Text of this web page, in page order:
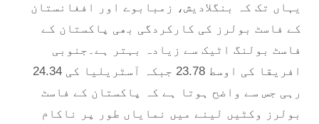
یہاں تک کہ بنگلادیش، زمبابوے اور افغانستان
کے فاسٹ بولرز کی کارکردگی بھی پاکستان کے
فاسٹ بولنگ اٹیک سے زیادہ بہتر ہے۔جنوبی
افریقا کی اوسط 23.78 جبکہ آسٹریلیا کی 24.34
رہی جس سے واضح ہوتا ہے کہ پاکستان کے فاسٹ
بولرز وکٹیں لینے میں نمایاں طور پر ناکام